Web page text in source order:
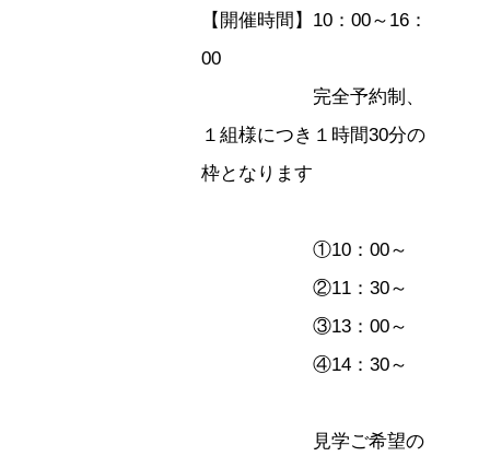
【開催時間】10：00～16：
00
完全予約制、
１組様につき１時間30分の
枠となります
①10：00～
②11：30～
③13：00～
④14：30～
見学ご希望の